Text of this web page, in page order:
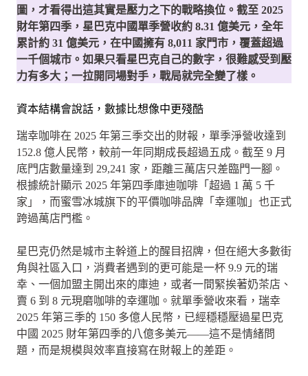
圖，才看得出這其實是壓力之下的戰略換位。截至 2025
財年第四季，星巴克中國單季營收約 8.31 億美元，全年
累計約 31 億美元，在中國擁有 8,011 家門市，覆蓋超過
一千個城市。如果只看星巴克自己的數字，很難感受到壓
力有多大；一拉開同場對手，戰局就完全變了樣。
資本結構會說話，數據比想像中更殘酷
瑞幸咖啡在 2025 年第三季交出的財報，單季淨營收達到
152.8 億人民幣，較前一年同期成長超過五成。截至 9 月
底門店數量達到 29,241 家，距離三萬店只差臨門一腳。
根據統計顯示 2025 年第四季庫迪咖啡「超過 1 萬 5 千
家」，而蜜雪冰城旗下的平價咖啡品牌「幸運咖」也正式
跨過萬店門檻。
星巴克仍然是城市主幹道上的醒目招牌，但在絕大多數街
角與社區入口，消費者遇到的更可能是一杯 9.9 元的瑞
幸、一個加盟主開出來的庫迪，或者一間緊挨著奶茶店、
賣 6 到 8 元現磨咖啡的幸運咖。就單季營收來看，瑞幸
2025 年第三季的 150 多億人民幣，已經穩穩壓過星巴克
中國 2025 財年第四季的八億多美元——這不是情緒問
題，而是規模與效率直接寫在財報上的差距。